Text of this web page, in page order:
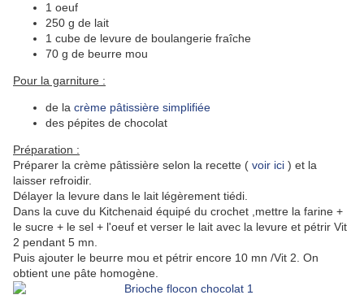
1 oeuf
250 g de lait
1 cube de levure de boulangerie fraîche
70 g de beurre mou
Pour la garniture :
de la crème pâtissière simplifiée
des pépites de chocolat
Préparation :
Préparer la crème pâtissière selon la recette ( voir ici ) et la
laisser refroidir.
Délayer la levure dans le lait légèrement tiédi.
Dans la cuve du Kitchenaid équipé du crochet ,mettre la farine +
le sucre + le sel + l'oeuf et verser le lait avec la levure et pétrir Vit
2 pendant 5 mn.
Puis ajouter le beurre mou et pétrir encore 10 mn /Vit 2. On
obtient une pâte homogène.